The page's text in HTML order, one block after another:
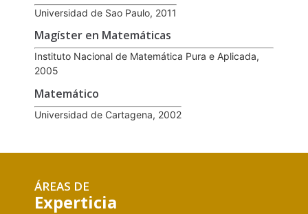
Universidad de Sao Paulo, 2011
Magíster en Matemáticas
Instituto Nacional de Matemática Pura e Aplicada,
2005
Matemático
Universidad de Cartagena, 2002
ÁREAS DE
Experticia